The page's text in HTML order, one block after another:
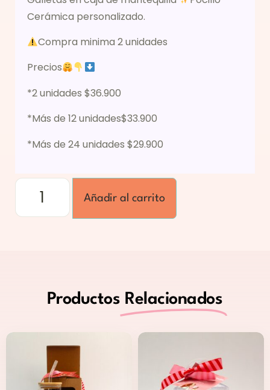
Cerámica personalizado.
Compra minima 2 unidades
Precios
*2 unidades $36.900
*Más de 12 unidades$33.900
*Más de 24 unidades $29.900
Añadir al carrito
Productos Relacionados